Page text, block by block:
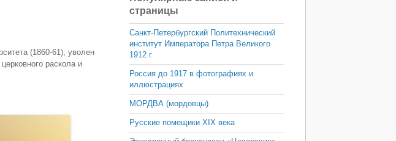
(1860-61), уволен
раскола и
страницы
Санкт-Петербургский Политехнический
институт Императора Петра Великого
1912 г.
Россия до 1917 в фотографиях и
иллюстрациях
МОРДВА (мордовцы)
Русские помещики XIX века